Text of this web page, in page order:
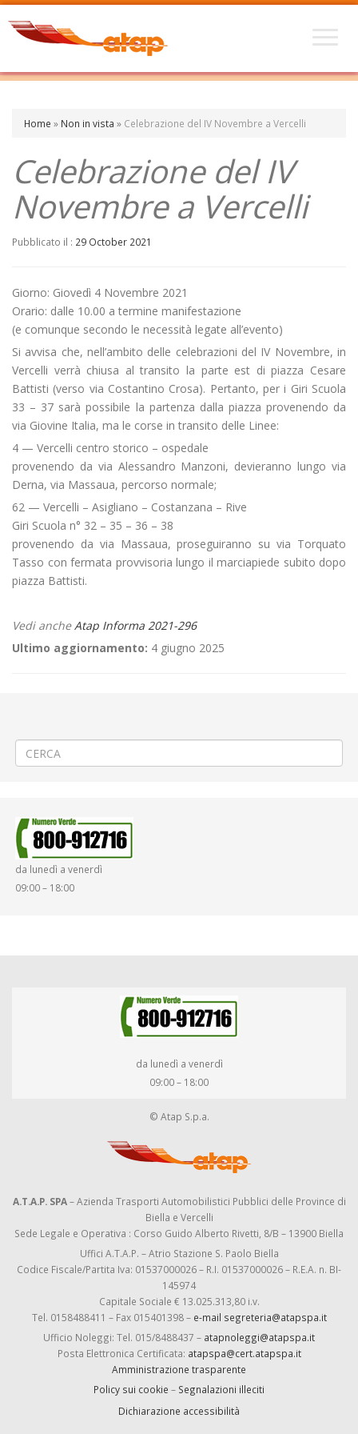
Home » Non in vista » Celebrazione del IV Novembre a Vercelli
Celebrazione del IV
Novembre a Vercelli
Pubblicato il : 29 October 2021
Giorno: Giovedì 4 Novembre 2021
Orario: dalle 10.00 a termine manifestazione
(e comunque secondo le necessità legate all’evento)
Si avvisa che, nell’ambito delle celebrazioni del IV Novembre, in
Vercelli verrà chiusa al transito la parte est di piazza Cesare
Battisti (verso via Costantino Crosa). Pertanto, per i Giri Scuola
33 – 37 sarà possibile la partenza dalla piazza provenendo da
via Giovine Italia, ma le corse in transito delle Linee:
4 — Vercelli centro storico – ospedale
provenendo da via Alessandro Manzoni, devieranno lungo via
Derna, via Massaua, percorso normale;
62 — Vercelli – Asigliano – Costanzana – Rive
Giri Scuola n° 32 – 35 – 36 – 38
provenendo da via Massaua, proseguiranno su via Torquato
Tasso con fermata provvisoria lungo il marciapiede subito dopo
piazza Battisti.
Vedi ancheAtap Informa 2021-296
Ultimo aggiornamento: 4 giugno 2025
da lunedì a venerdì
09:00 – 18:00
da lunedì a venerdì
09:00 – 18:00
© Atap S.p.a.
A.T.A.P. SPA– Azienda Trasporti Automobilistici Pubblici delle Province di
Biella e Vercelli
Sede Legale e Operativa : Corso Guido Alberto Rivetti, 8/B – 13900 Biella
Uffici A.T.A.P. – Atrio Stazione S. Paolo Biella
Codice Fiscale/Partita Iva: 01537000026 – R.I. 01537000026 – R.E.A. n. BI-
145974
Capitale Sociale € 13.025.313,80 i.v.
Tel. 0158488411 – Fax 015401398 – e-mail segreteria@atapspa.it
Ufficio Noleggi: Tel. 015/8488437 – atapnoleggi@atapspa.it
Posta Elettronica Certificata: atapspa@cert.atapspa.it
Amministrazione trasparente
Policy sui cookie – Segnalazioni illeciti
Dichiarazione accessibilità